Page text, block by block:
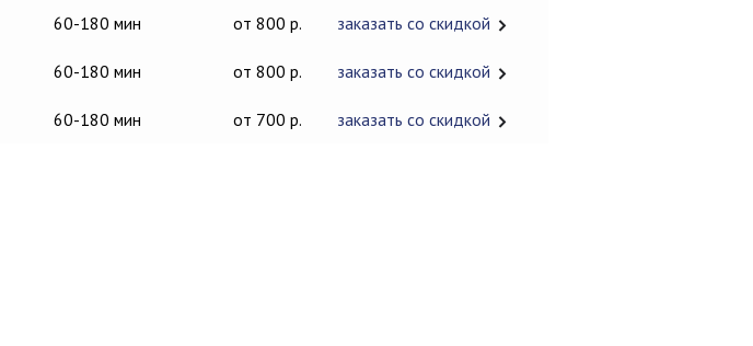
60-180 мин от 800 р. заказать со скидкой
60-180 мин от 800 р. заказать со скидкой
60-180 мин от 700 р. заказать со скидкой